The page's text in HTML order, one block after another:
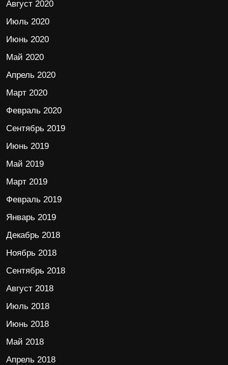
Август 2020
Июль 2020
Июнь 2020
Май 2020
Апрель 2020
Март 2020
Февраль 2020
Сентябрь 2019
Июнь 2019
Май 2019
Март 2019
Февраль 2019
Январь 2019
Декабрь 2018
Ноябрь 2018
Сентябрь 2018
Август 2018
Июль 2018
Июнь 2018
Май 2018
Апрель 2018